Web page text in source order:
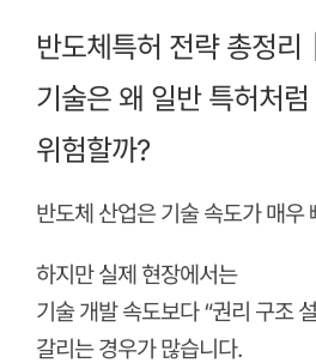
반도체특허 전략 총정리
기술은 왜 일반 특허처
위험할까?
반도체 산업은 기술 속도가 매우
하지만 실제 현장에서는
기술 개발 속도보다 “권리 구조
갈리는 경우가 많습니다.